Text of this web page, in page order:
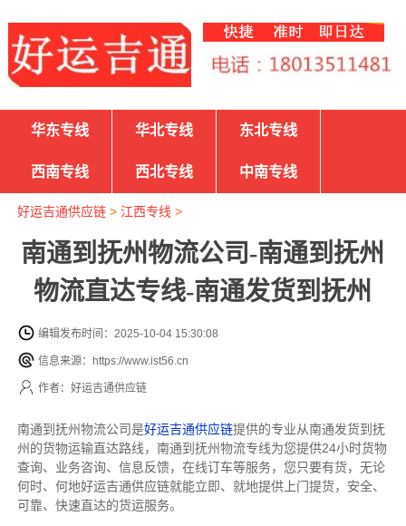
华东专线 华北专线 东北专线
西南专线 西北专线 中南专线
好运吉通供应链> 江西专线 >
南通到抚州物流公司-南通到抚州
物流直达专线-南通发货到抚州
编辑发布时间：2025-10-04 15:30:08
信息来源：https://www.ist56.cn
作者：好运吉通供应链
南通到抚州物流公司是好运吉通供应链提供的专业从南通发货到抚
州的货物运输直达路线，南通到抚州物流专线为您提供24小时货物
查询、业务咨询、信息反馈，在线订车等服务，您只要有货，无论
何时、何地好运吉通供应链就能立即、就地提供上门提货，安全、
可靠、快速直达的货运服务。